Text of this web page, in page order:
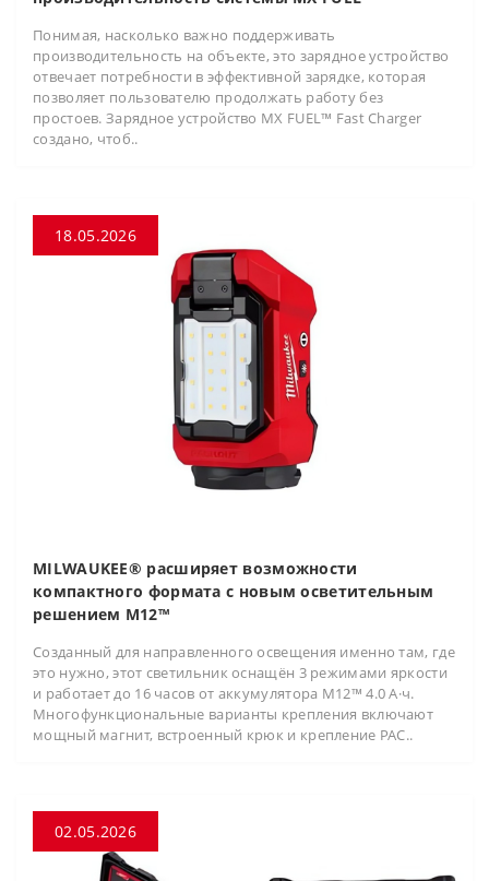
Понимая, насколько важно поддерживать
производительность на объекте, это зарядное устройство
отвечает потребности в эффективной зарядке, которая
позволяет пользователю продолжать работу без
простоев. Зарядное устройство MX FUEL™ Fast Charger
создано, чтоб..
18.05.2026
MILWAUKEE® расширяет возможности
компактного формата с новым осветительным
решением M12™
Созданный для направленного освещения именно там, где
это нужно, этот светильник оснащён 3 режимами яркости
и работает до 16 часов от аккумулятора M12™ 4.0 А·ч.
Многофункциональные варианты крепления включают
мощный магнит, встроенный крюк и крепление PAC..
02.05.2026